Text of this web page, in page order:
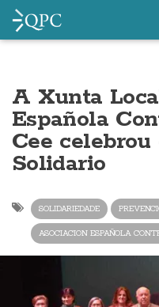
A Xunta
Española
Cee
Solidario
SOLIDARIEDADE
ASOCIACION ESPAÑOLA